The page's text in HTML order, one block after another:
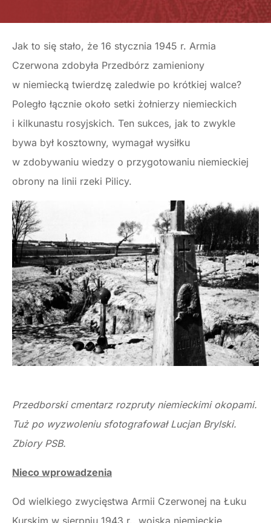
Jak to się stało, że 16 stycznia 1945 r. Armia
Czerwona zdobyła Przedbórz zamieniony
w niemiecką twierdzę zaledwie po krótkiej walce?
Poległo łącznie około setki żołnierzy niemieckich
i kilkunastu rosyjskich. Ten sukces, jak to zwykle
bywa był kosztowny, wymagał wysiłku
w zdobywaniu wiedzy o przygotowaniu niemieckiej
obrony na linii rzeki Pilicy.
Przedborski cmentarz rozpruty niemieckimi okopami.
Tuż po wyzwoleniu sfotografował Lucjan Brylski.
Zbiory PSB.
Nieco wprowadzenia
Od wielkiego zwycięstwa Armii Czerwonej na Łuku